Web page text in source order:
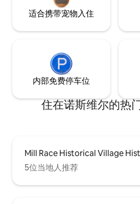
适合携带宠物入住
内部免费停车位
住在诺斯维尔的热
Mill Race Historical Village
5位当地人推荐